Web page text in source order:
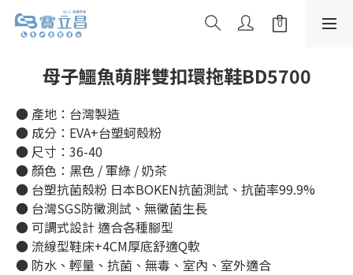
母子鱷魚萌胖雙扣環拖鞋BD5700
● 產地：台灣製造
● 成分：EVA+台塑蚵殼粉
● 尺寸：36-40
● 顏色：黑色 / 軍綠 / 奶茶
● 台塑抗菌殼粉 日本BOKEN抗菌測試、抗菌率99.9%
● 台灣SGS防黴測試、無黴菌生長
● 可調式設計 適合各種腳型
● 流線型鞋床+4CM厚底舒適Q軟
● 防水、輕量、抗菌、無毒、室內、室外適合